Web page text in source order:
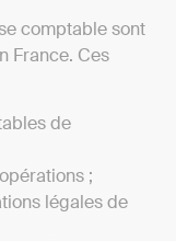
comptable sont
France. Ces
de
;
légales de